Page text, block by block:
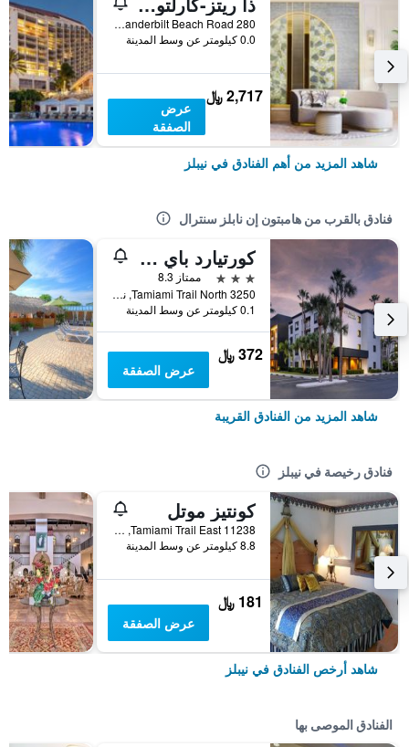
280 Vanderbilt Beach Road, نيبلز, FL, الولايات المتحدة الأميريكية
0.0 كيلومتر عن وسط المدينة
2,717 ﷼
عرض
الصفقة
شاهد المزيد من أهم الفنادق في نيبلز
فنادق بالقرب من هامبتون إن نابلز سنترال
كورتيارد باي ماريوت - نابولي
3 نجوم
ممتاز 8.3
3250 Tamiami Trail North, نيبلز, FL, الولايات المتحدة الأميريكية
0.1 كيلومتر عن وسط المدينة
372 ﷼
عرض الصفقة
شاهد المزيد من الفنادق القريبة
فنادق رخيصة في نيبلز
كونتيز موتل
11238 Tamiami Trail East, نيبلز, FL, الولايات المتحدة الأميريكية
8.8 كيلومتر عن وسط المدينة
181 ﷼
عرض الصفقة
شاهد أرخص الفنادق في نيبلز
الفنادق الموصى بها